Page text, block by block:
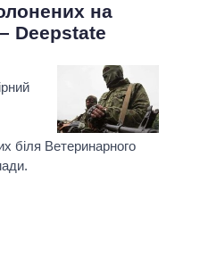
на
Deepstate
біля Ветеринарного